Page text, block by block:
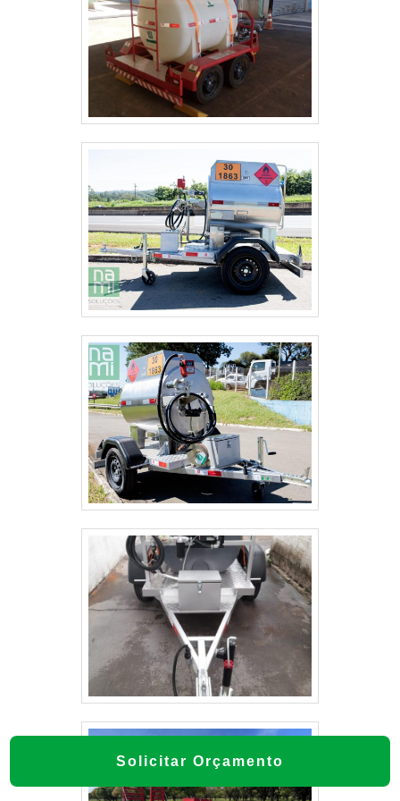
QUAIS DOCUMENTOS E CUIDADOS
LEGAIS PRECISO PARA USAR UM
REBOQUE CARRETINHA PARA CARROS?
É obrigatório que o reboque esteja devidamente
registrado e regularizado, com placa,
licenciamento e seguro quando exigido pela
legislação local. O veículo tracionador também
deve ter capacidade e estar com o engate
homologado.
Além disso, verifique limites de peso previstos na
CNH do motorista e na documentação do carro, e
mantenha a iluminação, pneus e sistema de
fixação em dia para evitar autuações e garantir
segurança.
COMO CALCULAR A CAPACIDADE DE
CARGA E ESCOLHER A CARRETINHA
IDEAL?
Para escolher a carretinha ideal, some o peso total
da carga que pretende transportar e inclua o peso
do próprio reboque. Compare esse valor à
capacidade de carga máxima (carga útil)
limites de tração do seu carro.
Considere também distribuição de carga, centro
de gravidade, necessidade de freios
eletromecânicos e espessura da lona ou caçamba
para cargas específicas. Uma margem de
segurança de 10–20% é recomendada.
QUANTO CUSTA, EM MÉDIA, UM
REBOQUE CARRETINHA PARA CARROS E
VALE A PENA COMPRAR USADO?
Solicitar Orçamento